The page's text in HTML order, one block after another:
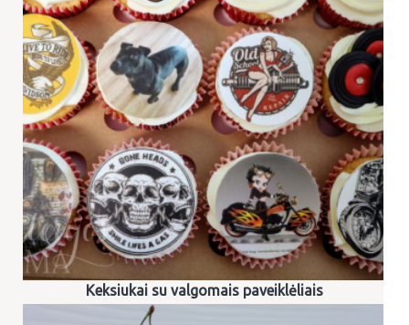
Keksiukai su valgomais paveiklėliais